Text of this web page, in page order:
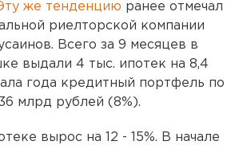
же тенденцию ранее отмечал
риелторской компании
Всего за 9 месяцев в
выдали 4 тыс. ипотек на 8,4
года кредитный портфель по
млрд рублей (8%).
вырос на 12 - 15%. В начале